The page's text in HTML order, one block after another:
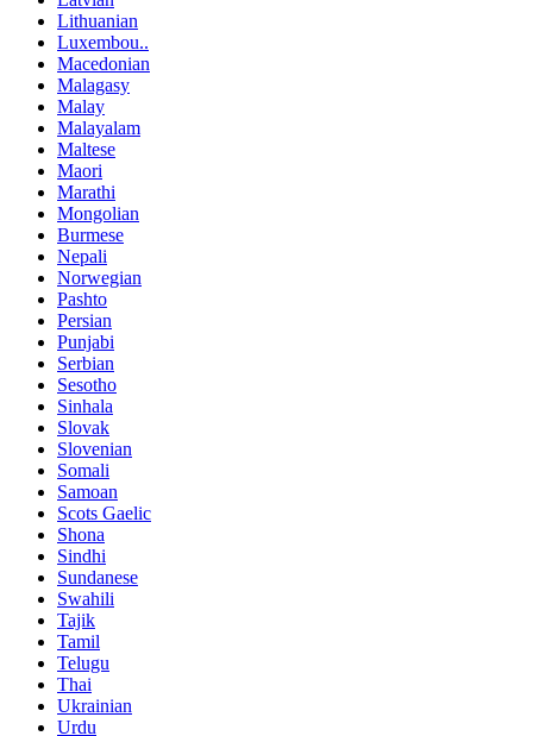
Lithuanian
Luxembou..
Macedonian
Malagasy
Malay
Malayalam
Maltese
Maori
Marathi
Mongolian
Burmese
Nepali
Norwegian
Pashto
Persian
Punjabi
Serbian
Sesotho
Sinhala
Slovak
Slovenian
Somali
Samoan
Scots Gaelic
Shona
Sindhi
Sundanese
Swahili
Tajik
Tamil
Telugu
Thai
Ukrainian
Urdu